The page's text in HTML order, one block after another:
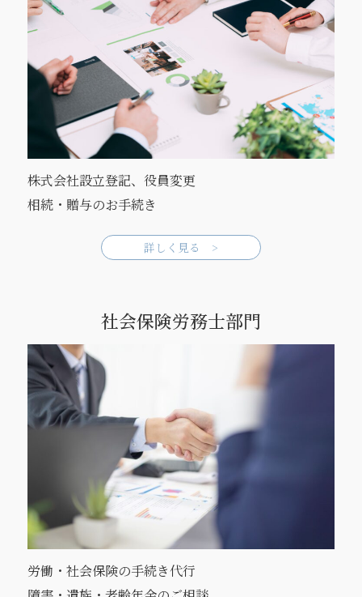
株式会社設立登記、役員変更
相続・贈与のお手続き
詳しく見る >
社会保険労務士部門
労働・社会保険の手続き代行